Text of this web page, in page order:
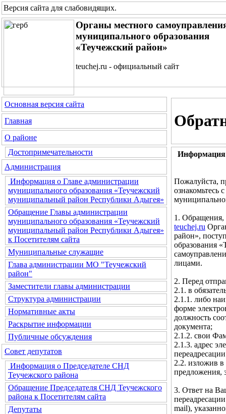
Версия сайта для слабовидящих.
Органы местного
муниципального образования
«Теучежский район»
teuchej.ru - официальный сайт
Основная версия сайта
Главная
О районе
Достопримечательности
Администрация
Информация о Главе администрации
муниципального образования «Теучежский
муниципальный район Республики Адыгея»
Обращение Главы администрации
муниципального образования «Теучежский
муниципальный район Республики Адыгея»
к Посетителям сайта
Муниципальные служащие
Глава администрации МО "Теучежский
район"
Заместители главы администрации
Структура администрации
Нормативные акты
Раскрытие информации
Публичные обсуждения
Совет депутатов
Информация о Председателе СНД
Теучежского района
Обращение Председателя СНД Теучежского
района к Посетителям сайта
Депутаты
Информация
Пожалуйста,
ознакомьтесь
1. Обращения,
teuchej.ru
район»,
образования
лицами.
2. Перед
2.1. в
2.1.1. либо
форме
должность
документа;
2.1.2. свои
2.1.3. адрес
2.2. изложив в
предложения,
3. Ответ на
mail),